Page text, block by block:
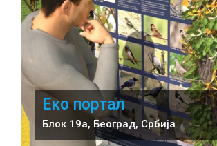
Еко портал
Блок 19а, Београд, Србија